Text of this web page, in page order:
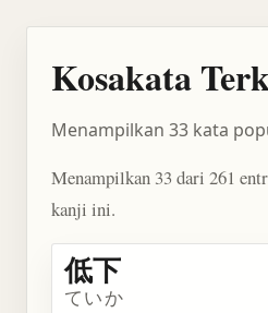
Kosakata
Menampilkan 33 kata
Menampilkan 33 dari 261
kanji ini.
低下
ていか